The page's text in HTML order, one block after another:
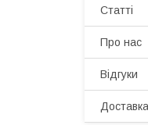
Статті
Про нас
Відгуки